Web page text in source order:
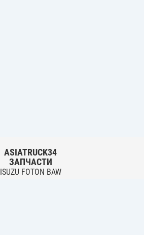
ASIATRUCK34
ЗАПЧАСТИ
ISUZU FOTON BAW